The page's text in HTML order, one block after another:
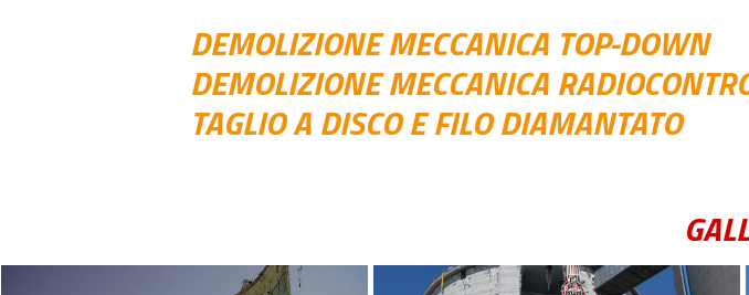
DEMOLIZIONE MECCANICA TOP-DOWN
DEMOLIZIONE MECCANICA
TAGLIO A DISCO E FILO DIAMANTATO